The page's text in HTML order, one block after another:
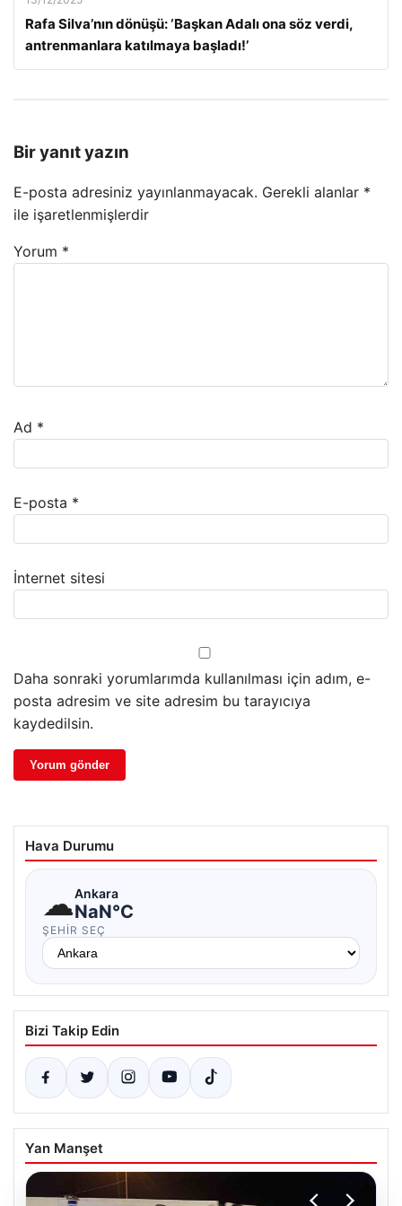
Rafa Silva’nın dönüşü: ‘Başkan Adalı ona söz verdi,
antrenmanlara katılmaya başladı!’
Bir yanıt yazın
E-posta adresiniz yayınlanmayacak. Gerekli alanlar *
ile işaretlenmişlerdir
Yorum *
Ad *
E-posta *
İnternet sitesi
Daha sonraki yorumlarımda kullanılması için adım, e-
posta adresim ve site adresim bu tarayıcıya
kaydedilsin.
Hava Durumu
☁Ankara
NaN°C
ŞEHIR SEÇ
Bizi Takip Edin
Yan Manşet